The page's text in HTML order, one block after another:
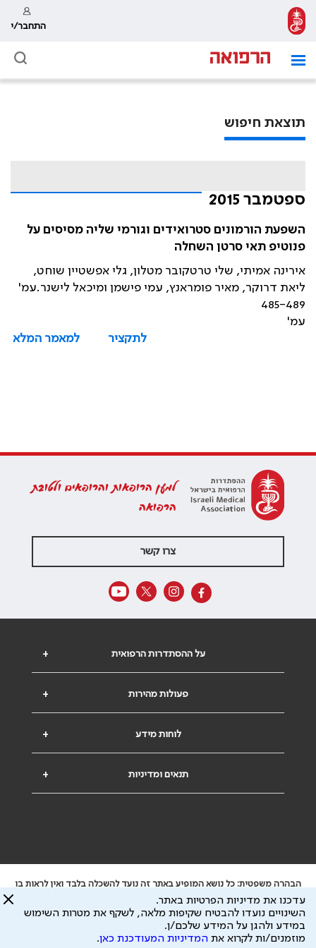
התחבר/י
תוצאת חיפוש
ספטמבר 2015
השפעת הורמונים סטרואידים וגורמי שליה מסיסים על
פנוטיפ תאי סרטן השחלה
אירינה אמיתי, שלי טרטקובר מטלון, גלי אפשטיין שוחט,
ליאת דרוקר, מאיר פומראנץ, עמי פישמן ומיכאל לישנר.עמ'
485-489
עמ'
לתקציר
למאמר המלא
למען הרופאות והרופאים ולטובת
הרפואה
צרו קשר
+ על ההסתדרות הרפואית
+ פעולות מהירות
+ לוחות מידע
+ תנאים ומדיניות
הבהרה משפטית: כל נושא המופיע באתר זה נועד להשכלה בלבד ואין לראות בו
ייעוץ רפואי או משפטי. אין הר"י אחראית לתוכן המתפרסם באתר זה ולכל נזק
שעלול להיגרם.
ידוע לי שהר"י אוספת ושומרת מידע אישי לצורך מתן השרות וכי חלק ממנו עשוי
להיות מועבר לצדדים שלישיים, הכל בכפוף למדיניות הפרטיות
עדכנו את מדיניות הפרטיות באתר.
השינויים נועדו להבטיח שקיפות מלאה, לשקף את מטרות השימוש
במידע ולהגן על המידע שלכם/ן.
מוזמנים/ות לקרוא את המדיניות המעודכנת כאן.